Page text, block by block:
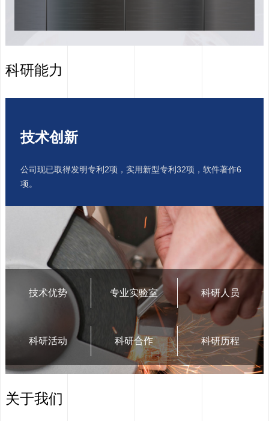
科研能力
技术创新
公司现已取得发明专利2项，实用新型专利32项，软件著作6
项。
技术优势 专业实验室 科研人员
科研活动 科研合作 科研历程
关于我们